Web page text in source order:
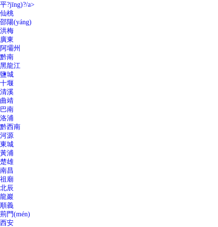
平?jīng)?/a>
仙桃
邵陽(yáng)
洪梅
廣東
阿壩州
黔南
黑龍江
鹽城
十堰
清溪
曲靖
巴南
洛浦
黔西南
河源
東城
黃浦
楚雄
南昌
祖廟
北辰
龍巖
順義
荊門(mén)
西安